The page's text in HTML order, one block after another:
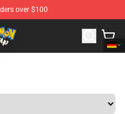
over $100
Best Store of Pokemon